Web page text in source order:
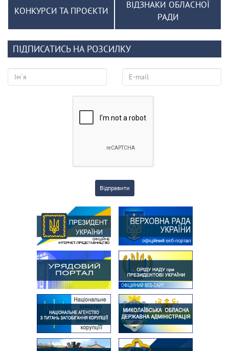
КОНКУРСИ ТА ПРОЄКТИ
ВІДЗНАКИ ОБЛАСНОЇ
РАДИ
ПІДПИСАТИСЬ НА РОЗСИЛКУ
Відправити